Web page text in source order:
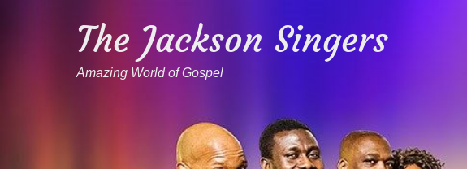
The Jackson Singers
Amazing World of Gospel